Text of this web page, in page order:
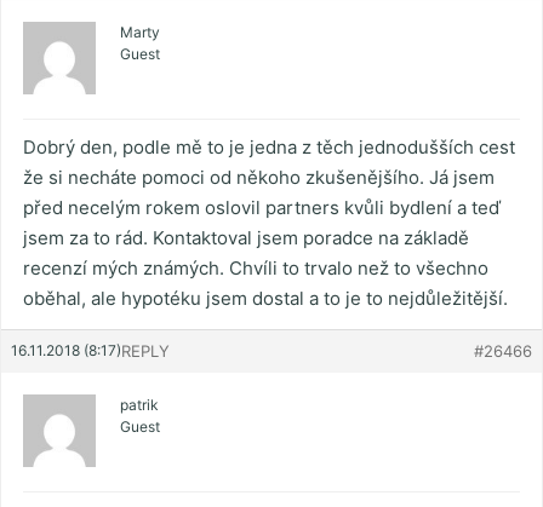
Marty
Guest
Dobrý den, podle mě to je jedna z těch jednodušších cest
že si necháte pomoci od někoho zkušenějšího. Já jsem
před necelým rokem oslovil partners kvůli bydlení a teď
jsem za to rád. Kontaktoval jsem poradce na základě
recenzí mých známých. Chvíli to trvalo než to všechno
oběhal, ale hypotéku jsem dostal a to je to nejdůležitější.
16.11.2018 (8:17) #26466
REPLY
patrik
Guest